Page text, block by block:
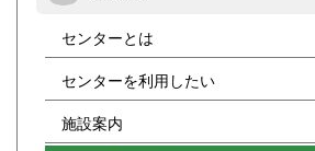
センターとは
センターを利用したい
施設案内